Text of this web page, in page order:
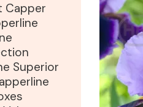
Capper
Superior